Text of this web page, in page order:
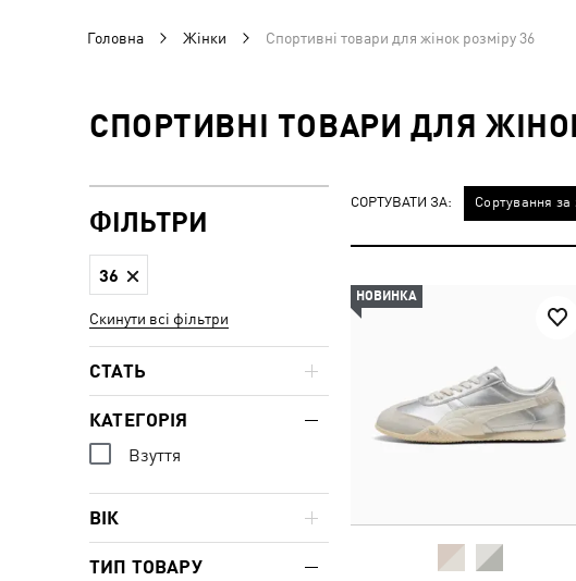
Головна Жінки Спортивні товари для жінок розміру 36
СПОРТИВНІ ТОВАРИ ДЛЯ
СОРТУВАТИ ЗА: Сортування
НОВИНКА
ФІЛЬТРИ
36
Скинути всі фільтри
СТАТЬ
КАТЕГОРІЯ
Взуття
ВІК
ТИП ТОВАРУ